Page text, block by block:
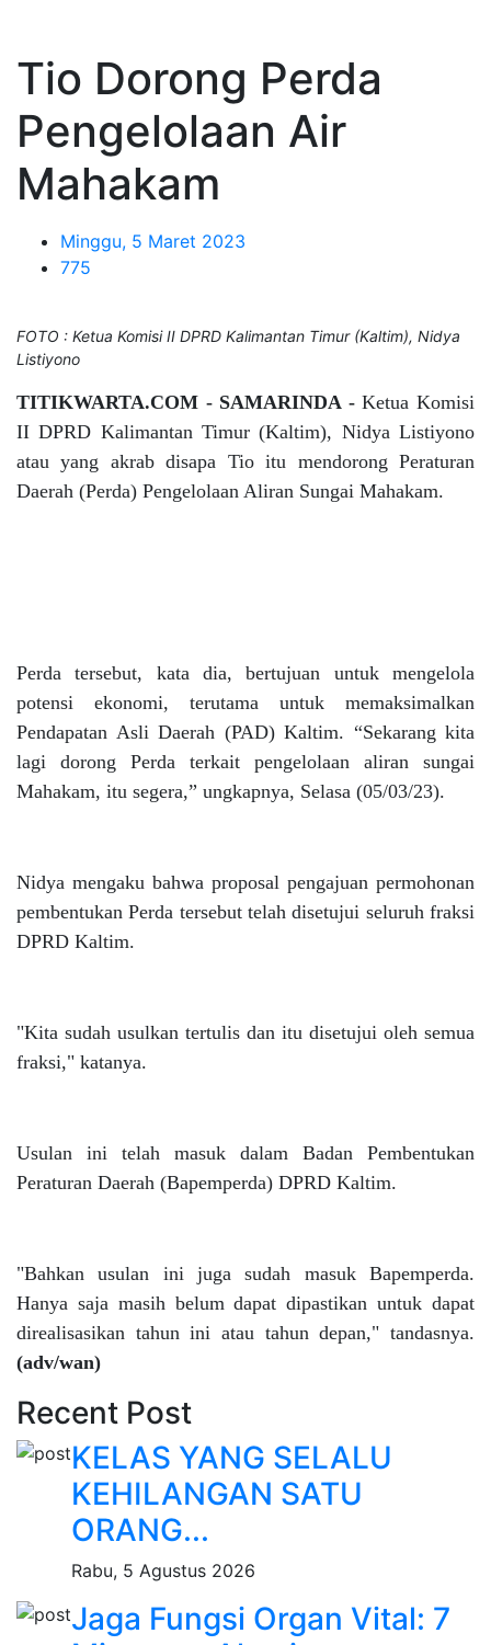
Tio Dorong Perda
Pengelolaan Air
Mahakam
Minggu, 5 Maret 2023
775
FOTO : Ketua Komisi II DPRD Kalimantan Timur (Kaltim), Nidya
Listiyono
TITIKWARTA.COM - SAMARINDA -Ketua Komisi
II DPRD Kalimantan Timur (Kaltim), Nidya Listiyono
atau yang akrab disapa Tio itu mendorong Peraturan
Daerah (Perda) Pengelolaan Aliran Sungai Mahakam.
Perda tersebut, kata dia, bertujuan untuk mengelola
potensi ekonomi, terutama untuk memaksimalkan
Pendapatan Asli Daerah (PAD) Kaltim. “Sekarang kita
lagi dorong Perda terkait pengelolaan aliran sungai
Mahakam, itu segera,” ungkapnya, Selasa (05/03/23).
Nidya mengaku bahwa proposal pengajuan permohonan
pembentukan Perda tersebut telah disetujui seluruh fraksi
DPRD Kaltim.
"Kita sudah usulkan tertulis dan itu disetujui oleh semua
fraksi," katanya.
Usulan ini telah masuk dalam Badan Pembentukan
Peraturan Daerah (Bapemperda) DPRD Kaltim.
"Bahkan usulan ini juga sudah masuk Bapemperda.
Hanya saja masih belum dapat dipastikan untuk dapat
direalisasikan tahun ini atau tahun depan," tandasnya.
(adv/wan)
Recent Post
KELAS YANG SELALU
KEHILANGAN SATU
ORANG...
Rabu, 5 Agustus 2026
Jaga Fungsi Organ Vital: 7